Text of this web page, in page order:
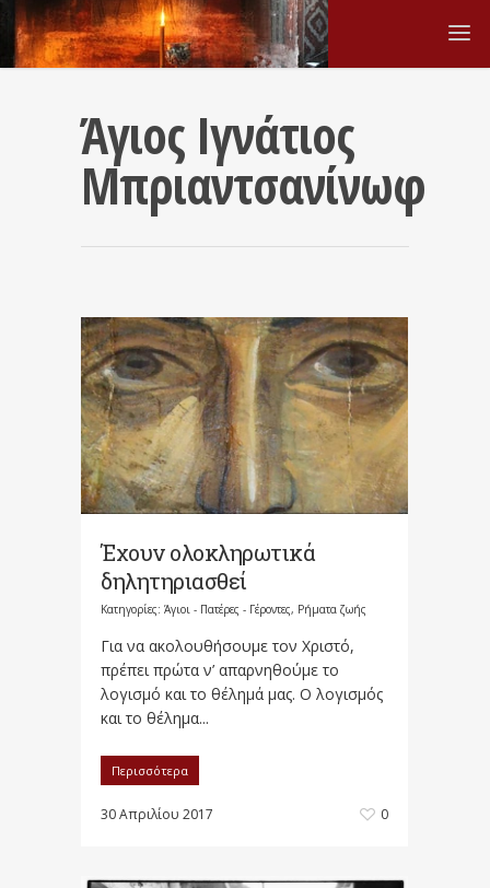
Άγιος Ιγνάτιος
Μπριαντσανίνωφ
Έχουν ολοκληρωτικά
δηλητηριασθεί
Κατηγορίες: Άγιοι - Πατέρες - Γέροντες, Ρήματα ζωής
Για να ακολουθήσουμε τον Χριστό,
πρέπει πρώτα ν’ απαρνηθούμε το
λογισμό και το θέλημά μας. Ο λογισμός
και το θέλημα...
Περισσότερα
30 Απριλίου 2017 0